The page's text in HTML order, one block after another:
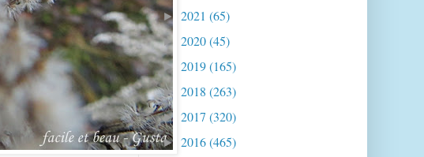
► 2021 (65)
► 2020(45)
► 2019(165)
► 2018 (263)
► 2017 (320)
► 2016(465)